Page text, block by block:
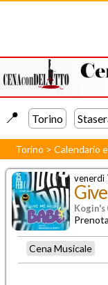
📍️ Torino
Torino >Calendario
venerdì
Kogin's
Cena Musicale